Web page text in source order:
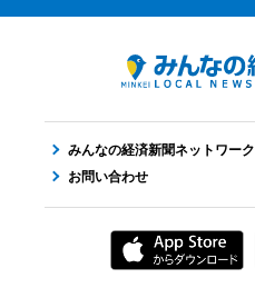
みんなの経済新聞ネットワーク
お問い合わせ